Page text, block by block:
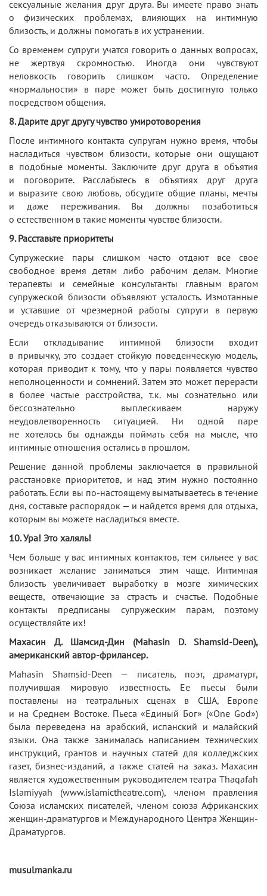
сексуальные желания друг друга. Вы имеете право знать
о физических проблемах, влияющих на интимную
близость, и должны помогать в их устранении.
Со временем супруги учатся говорить о данных вопросах,
не жертвуя скромностью. Иногда они чувствуют
неловкость говорить слишком часто. Определение
«нормальности» в паре может быть достигнуто только
посредством общения.
8. Дарите друг другу чувство умиротоворения
После интимного контакта супругам нужно время, чтобы
насладиться чувством близости, которые они ощущают
в подобные моменты. Заключите друг друга в объятия
и поговорите. Расслабьтесь в объятиях друг друга
и выразите свою любовь, обсудите общие планы, мечты
и даже переживания. Вы должны позаботиться
о естественном в такие моменты чувстве близости.
9. Расставьте приоритеты
Супружеские пары слишком часто отдают все свое
свободное время детям либо рабочим делам. Многие
терапевты и семейные консультанты главным врагом
супружеской близости объявляют усталость. Измотанные
и уставшие от чрезмерной работы супруги в первую
очередь отказываются от близости.
Если откладывание интимной близости входит
в привычку, это создает стойкую поведенческую модель,
которая приводит к тому, что у пары появляется чувство
неполноценности и сомнений. Затем это может перерасти
в более частые расстройства, т.к. мы сознательно или
бессознательно выплескиваем наружу
неудовлетворенность ситуацией. Ни одной паре
не хотелось бы однажды поймать себя на мысле, что
интимные отношения остались в прошлом.
Решение данной проблемы заключается в правильной
расстановке приоритетов, и над этим нужно постоянно
работать. Если вы по-настоящему выматываетесь в течение
дня, составьте распорядок — и найдется время для отдыха,
которым вы можете насладиться вместе.
10. Ура! Это халяль!
Чем больше у вас интимных контактов, тем сильнее у вас
возникает желание заниматься этим чаще. Интимная
близость увеличивает выработку в мозге химических
веществ, отвечающие за страсть и счастье. Подобные
контакты предписаны супружеским парам, поэтому
осуществляйте их!
Махасин Д. Шамсид-Дин (Mahasin D. Shamsid-Deen),
американский автор-фрилансер.
Mahasin Shamsid-Deen — писатель, поэт, драматург,
получившая мировую известность. Ее пьесы были
поставлены на театральных сценах в США, Европе
и на Среднем Востоке. Пьеса «Единый Бог» («One God»)
была переведена на арабский, испанский и малайский
языки. Она также занималась написанием технических
инструкций, грантов и научных статей для колледжских
газет, бизнес-изданий, а также статей на заказ. Махасин
является художественным руководителем театра Thaqafah
Islamiyyah (www.islamictheatre.com), членом правления
Союза исламских писателей, членом союза Африканских
женщин-драматургов и Международного Центра Женщин-
Драматургов.
musulmanka.ru